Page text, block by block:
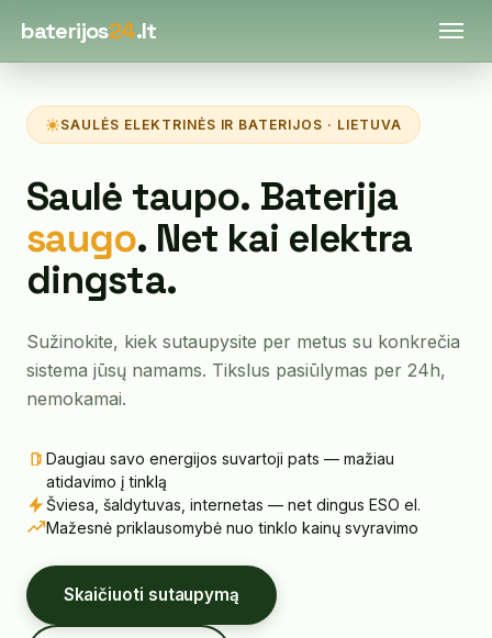
baterijos24.lt
SAULĖS ELEKTRINĖS IR BATERIJOS · LIETUVA
Saulė taupo. Baterija
saugo. Net kai elektra
dingsta.
Sužinokite, kiek sutaupysite per metus su konkrečia
sistema jūsų namams. Tikslus pasiūlymas per 24h,
nemokamai.
Daugiau savo energijos suvartoji pats — mažiau
atidavimo į tinklą
Šviesa, šaldytuvas, internetas — net dingus ESO el.
Mažesnė priklausomybė nuo tinklo kainų svyravimo
Skaičiuoti sutaupymą